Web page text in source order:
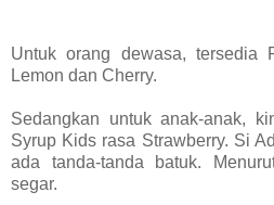
Untuk orang dewasa, tersedia
Lemon dan Cherry.
Sedangkan untuk anak-anak,
Syrup Kids rasa Strawberry. Si
ada tanda-tanda batuk.
segar.